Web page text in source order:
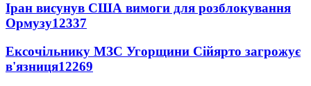
Іран висунув США вимоги для розблокування
Ормузу12337
Ексочільнику МЗС Угорщини Сійярто загрожує
в'язниця12269